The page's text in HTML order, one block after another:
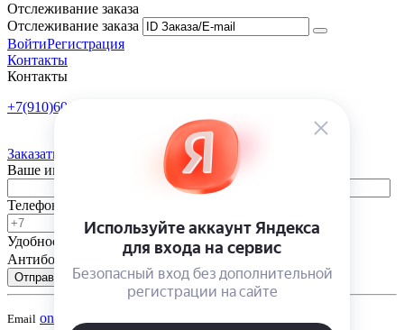
Отслеживание заказа
Отслеживание заказа
ВойтиРегистрация
Контакты
Контакты
+7(910)601-10-10
Заказать обратный звонок
Ваше имя
Телефон
Удобное время
-
Антибот
Отправить
Email onsad@onsad.ru